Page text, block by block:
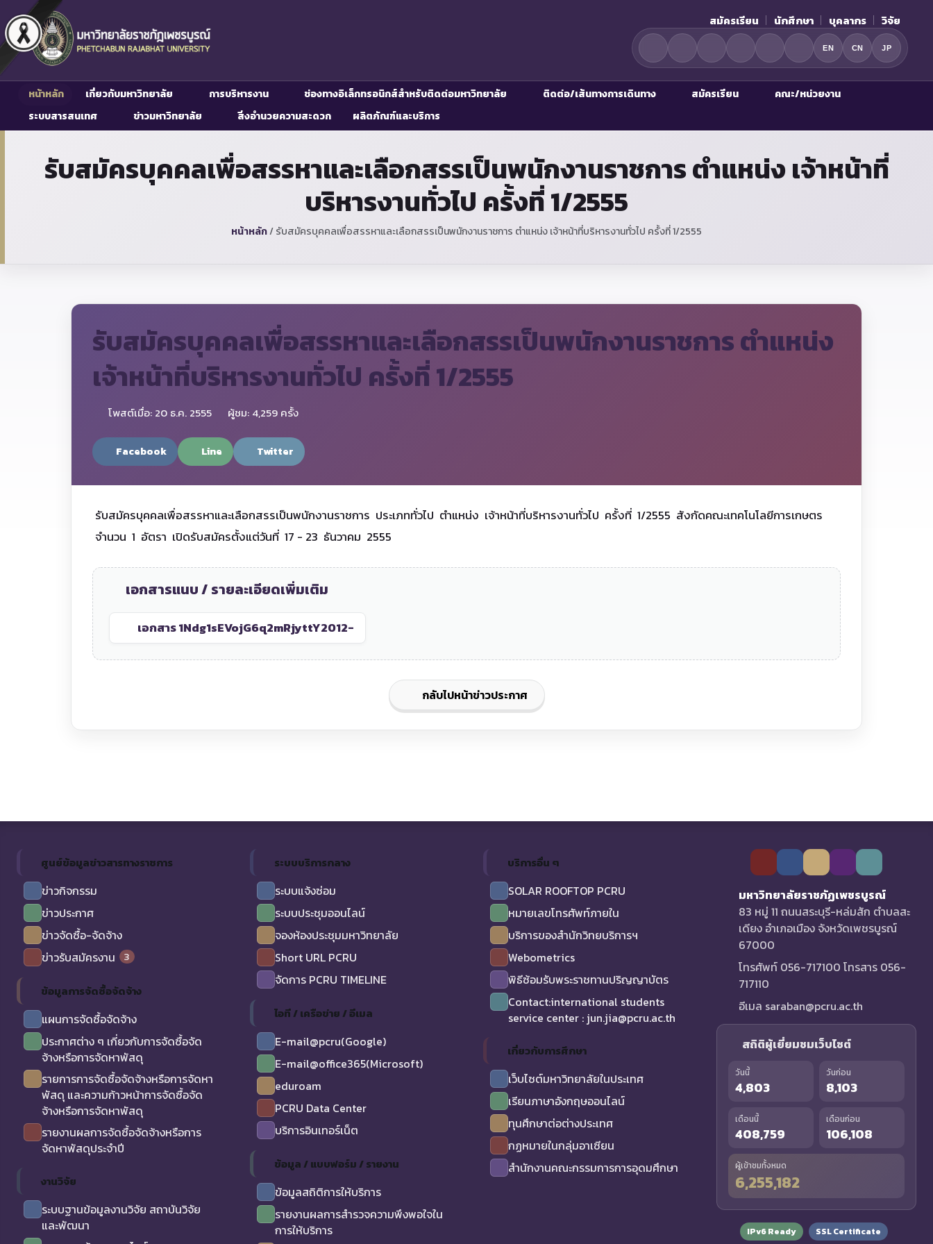
สมัครเรียน นักศึกษา บุคลากร วิจัย
EN CN JP
หน้าหลัก เกี่ยวกับมหาวิทยาลัย การบริหารงาน ช่องทางอิเล็กทรอนิกส์สำหรับติดต่อมหาวิทยาลัย ติดต่อ/เส้นทางการเดินทาง สมัครเรียน
คณะ/หน่วยงาน
ระบบสารสนเทศ
ข่าวมหาวิทยาลัย สิ่งอำนวยความสะดวก ผลิตภัณฑ์และบริการ
รับสมัครบุคคลเพื่อสรรหาและเลือกสรรเป็นพนักงานราชการ ตำแหน่ง เจ้าหน้าที่
บริหารงานทั่วไป ครั้งที่ 1/2555
หน้าหลัก/รับสมัครบุคคลเพื่อสรรหาและเลือกสรรเป็นพนักงานราชการ ตำแหน่ง เจ้าหน้าที่บริหารงานทั่วไป ครั้งที่ 1/2555
รับสมัครบุคคลเพื่อสรรหาและเลือกสรรเป็นพนักงานราชการ ตำแหน่ง
เจ้าหน้าที่บริหารงานทั่วไป ครั้งที่ 1/2555
โพสต์เมื่อ: 20 ธ.ค. 2555 ผู้ชม: 4,259 ครั้ง
Facebook Line Twitter
รับสมัครบุคคลเพื่อสรรหาและเลือกสรรเป็นพนักงานราชการ ประเภททั่วไป ตำแหน่ง เจ้าหน้าที่บริหารงานทั่วไป ครั้งที่ 1/2555 สังกัดคณะเทคโนโลยีการเกษตร
จำนวน 1 อัตรา เปิดรับสมัครตั้งแต่วันที่ 17 - 23 ธันวาคม 2555
เอกสารแนบ / รายละเอียดเพิ่มเติม
เอกสาร 1Ndg1sEVojG6q2mRjyttY2012-
กลับไปหน้าข่าวประกาศ
ศูนย์ข้อมูลข่าวสารทางราชการ
ข่าวกิจกรรม
ข่าวประกาศ
ข่าวจัดซื้อ-จัดจ้าง
ข่าวรับสมัครงาน
3
ข้อมูลการจัดซื้อจัดจ้าง
แผนการจัดซื้อจัดจ้าง
ประกาศต่าง ๆ เกี่ยวกับการจัดซื้อจัด
จ้างหรือการจัดหาพัสดุ
รายการการจัดซื้อจัดจ้างหรือการจัดหา
พัสดุ และความก้าวหน้าการจัดซื้อจัด
จ้างหรือการจัดหาพัสดุ
รายงานผลการจัดซื้อจัดจ้างหรือการ
จัดหาพัสดุประจำปี
งานวิจัย
ระบบฐานข้อมูลงานวิจัย สถาบันวิจัย
และพัฒนา
ระบบบริการกลาง
ระบบแจ้งซ่อม
ระบบประชุมออนไลน์
จองห้องประชุมมหาวิทยาลัย
Short URL PCRU
จัดการ PCRU TIMELINE
ไอที / เครือข่าย / อีเมล
E-mail@pcru(Google)
E-mail@office365(Microsoft)
eduroam
PCRU Data Center
บริการอินเทอร์เน็ต
ข้อมูล / แบบฟอร์ม / รายงาน
ข้อมูลสถิติการให้บริการ
รายงานผลการสำรวจความพึงพอใจใน
การให้บริการ
บริการอื่น ๆ
SOLAR ROOFTOP PCRU
หมายเลขโทรศัพท์ภายใน
บริการของสำนักวิทยบริการฯ
Webometrics
พิธีซ้อมรับพระราชทานปริญญาบัตร
Contact:international students
service center : jun.jia@pcru.ac.th
เกี่ยวกับการศึกษา
เว็บไซต์มหาวิทยาลัยในประเทศ
เรียนภาษาอังกฤษออนไลน์
ทุนศึกษาต่อต่างประเทศ
กฏหมายในกลุ่มอาเซียน
สำนักงานคณะกรรมการการอุดมศึกษา
มหาวิทยาลัยราชภัฏเพชรบูรณ์
83 หมู่ 11 ถนนสระบุรี-หล่มสัก ตำบลสะ
เดียง อำเภอเมือง จังหวัดเพชรบูรณ์
67000
โทรศัพท์ 056-717100 โทรสาร 056-
717110
อีเมล saraban@pcru.ac.th
สถิติผู้เยี่ยมชมเว็บไซต์
วันนี้
4,803
วันก่อน
8,103
เดือนนี้
408,759
เดือนก่อน
106,108
ผู้เข้าชมทั้งหมด
6,255,182
IPv6 Ready SSL Certificate